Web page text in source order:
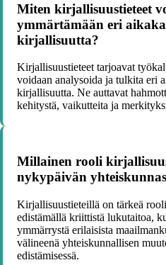
Miten kirjallisuustieteet
ymmärtämään eri
kirjallisuutta?
Kirjallisuustieteet tarjoavat
voidaan analysoida ja tulkita eri
kirjallisuutta. Ne auttavat
kehitystä, vaikutteita ja
Millainen rooli
nykypäivän
Kirjallisuustieteillä on tärkeä
edistämällä kriittistä lukutaitoa,
ymmärrystä erilaisista
välineenä yhteiskunnallisen
edistämisessä.